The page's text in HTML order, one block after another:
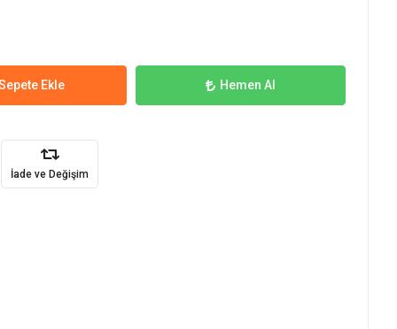
Ekle Hemen Al
İade ve Değişim